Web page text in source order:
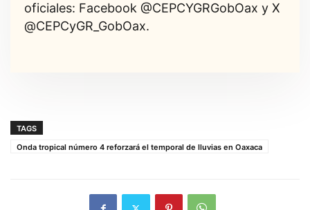
oficiales: Facebook @CEPCYGRGobOax y X
@CEPCyGR_GobOax.
TAGS
Onda tropical número 4 reforzará el temporal de lluvias en Oaxaca